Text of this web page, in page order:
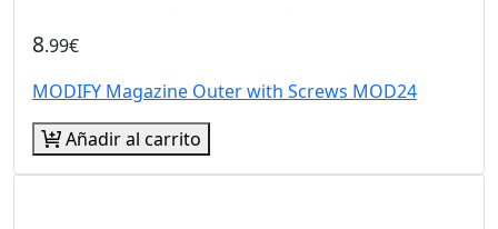
8.99€
MODIFY Magazine Outer with Screws MOD24
Añadir al carrito